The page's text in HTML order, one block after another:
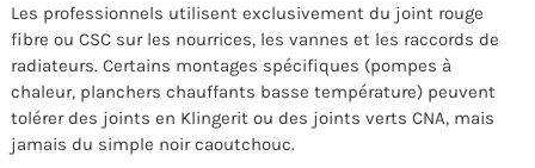
Les professionnels utilisent exclusivement du joint rouge
fibre ou CSC sur les nourrices, les vannes et les raccords de
radiateurs. Certains montages spécifiques (pompes à
chaleur, planchers chauffants basse température) peuvent
tolérer des joints en Klingerit ou des joints verts CNA, mais
jamais du simple noir caoutchouc.